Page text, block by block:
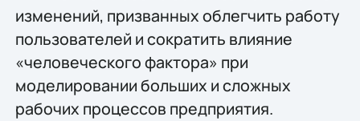
изменений, призванных облегчить работу
пользователей и сократить влияние
«человеческого фактора» при
моделировании больших и сложных
рабочих процессов предприятия.